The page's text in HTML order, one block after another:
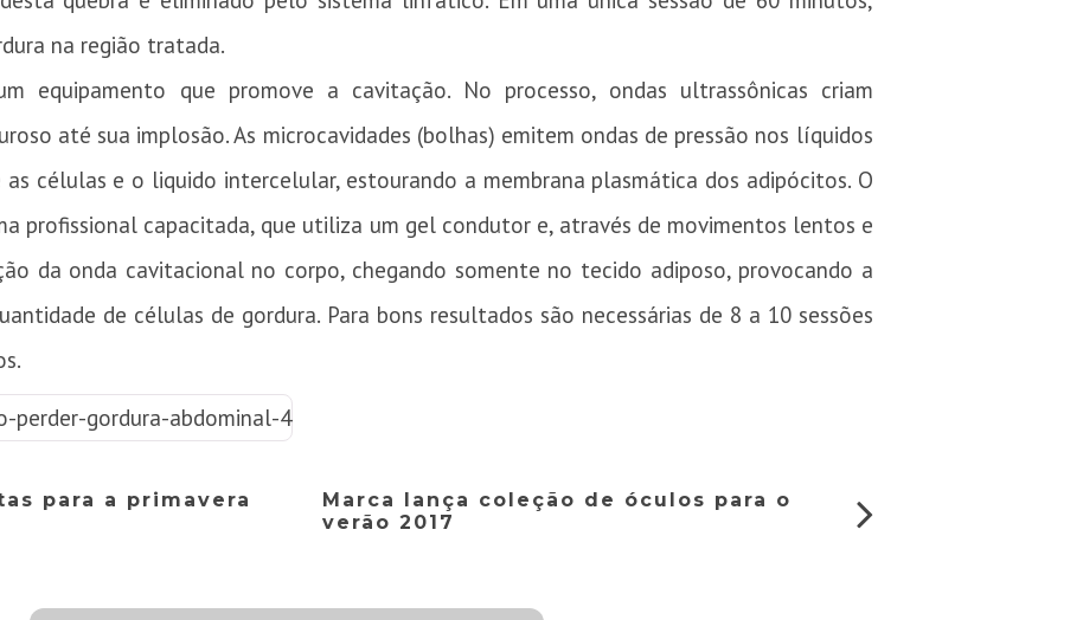
na região tratada.
equipamento que promove a cavitação. No processo, ondas ultrassônicas criam
até sua implosão. As microcavidades (bolhas) emitem ondas de pressão nos líquidos
células e o liquido intercelular, estourando a membrana plasmática dos adipócitos. O
profissional capacitada, que utiliza um gel condutor e, através de movimentos lentos e
da onda cavitacional no corpo, chegando somente no tecido adiposo, provocando a
de células de gordura. Para bons resultados são necessárias de 8 a 10 sessões
para a primavera
Marca lança coleção de óculos para o
verão 2017